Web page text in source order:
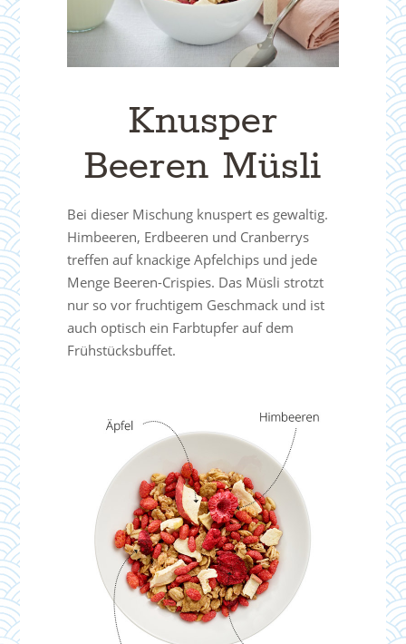
Knusper
Beeren Müsli
Bei dieser Mischung knuspert es gewaltig.
Himbeeren, Erdbeeren und Cranberrys
treffen auf knackige Apfelchips und jede
Menge Beeren-Crispies. Das Müsli strotzt
nur so vor fruchtigem Geschmack und ist
auch optisch ein Farbtupfer auf dem
Frühstücksbuffet.